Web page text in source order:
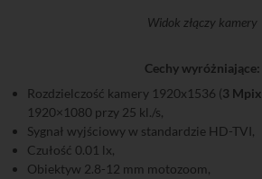
Widok złączy kamery
Cechy wyróżniające:
Rozdzielczość kamery 1920x1536 (3 Mpix
1920×1080 przy 25 kl./s,
Sygnał wyjściowy w standardzie HD-TVI,
Czułość 0.01 lx,
Obiektyw 2.8-12 mm motozoom,